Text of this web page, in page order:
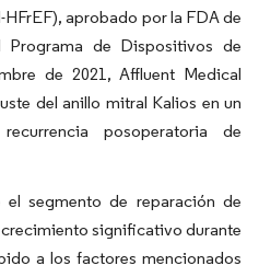
aprobado por la FDA de
de Dispositivos de
de 2021, Affluent Medical
del anillo mitral Kalios en un
posoperatoria de
segmento de reparación de
significativo durante
a los factores mencionados